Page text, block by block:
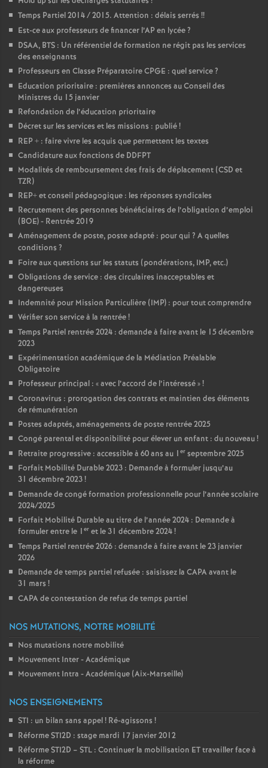
Temps Partiel 2014 / 2015. Attention : délais serrés !!
Est-ce aux professeurs de financer l’AP en lycée?
DSAA, BTS : Un référentiel de formation ne régit pas les services
des enseignants
Professeurs en Classe Préparatoire CPGE : quel service?
Education prioritaire : premières annonces au Conseil des
Ministres du 15 janvier
Refondation de l’éducation prioritaire
Décret sur les services et les missions : publié!
REP + : faire vivre les acquis que permettent les textes
Candidature aux fonctions de DDFPT
Modalités de remboursement des frais de déplacement (CSD et
TZR)
REP+ et conseil pédagogique : les réponses syndicales
Recrutement des personnes bénéficiaires de l’obligation d’emploi
(BOE) - Rentrée 2019
Aménagement de poste, poste adapté : pour qui ? A quelles
conditions ?
Foire aux questions sur les statuts (pondérations, IMP, etc.)
Obligations de service : des circulaires inacceptables et
dangereuses
Indemnité pour Mission Particulière (IMP) : pour tout comprendre
Vérifier son service à la rentrée!
Temps Partiel rentrée 2024 : demande à faire avant le 15 décembre
2023
Expérimentation académique de la Médiation Préalable
Obligatoire
Professeur principal : «avec l’accord de l’intéressé»!
Coronavirus : prorogation des contrats et maintien des éléments
de rémunération
Postes adaptés, aménagements de poste rentrée 2025
Congé parental et disponibilité pour élever un enfant : du nouveau!
Retraite progressive : accessible à 60 ans au 1 er septembre 2025
Forfait Mobilité Durable 2023 : Demande à formuler jusqu’au
31 décembre 2023!
Demande de congé formation professionnelle pour l’année scolaire
2024/2025
Forfait Mobilité Durable au titre de l’année 2024 : Demande à
formuler entre le 1 er et le 31 décembre 2024!
Temps Partiel rentrée 2026 : demande à faire avant le 23 janvier
2026
Demande de temps partiel refusée : saisissez la CAPA avant le
31 mars !
CAPA de contestation de refus de temps partiel
NOS MUTATIONS, NOTRE MOBILITÉ
Nos mutations notre mobilité
Mouvement Inter - Académique
Mouvement Intra - Académique (Aix-Marseille)
NOS ENSEIGNEMENTS
STI : un bilan sans appel! Ré-agissons !
Réforme STI2D : stage mardi 17 janvier 2012
Réforme STI2D – STL : Continuer la mobilisation ET travailler face à
la réforme